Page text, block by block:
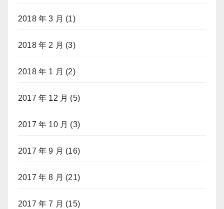
2018 年 3 月 (1)
2018 年 2 月 (3)
2018 年 1 月 (2)
2017 年 12 月 (5)
2017 年 10 月 (3)
2017 年 9 月 (16)
2017 年 8 月 (21)
2017 年 7 月 (15)